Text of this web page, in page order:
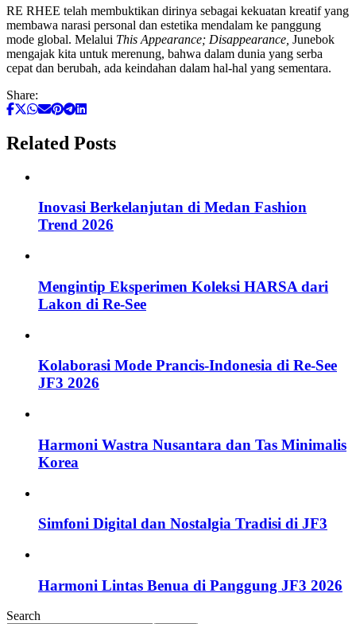
RE RHEE telah membuktikan dirinya sebagai kekuatan kreatif yang
membawa narasi personal dan estetika mendalam ke panggung
mode global. Melalui This Appearance; Disappearance, Junebok
mengajak kita untuk merenung, bahwa dalam dunia yang serba
cepat dan berubah, ada keindahan dalam hal-hal yang sementara.
Share:
Related Posts
Inovasi Berkelanjutan di Medan Fashion
Trend 2026
Mengintip Eksperimen Koleksi HARSA dari
Lakon di Re-See
Kolaborasi Mode Prancis-Indonesia di Re-See
JF3 2026
Harmoni Wastra Nusantara dan Tas Minimalis
Korea
Simfoni Digital dan Nostalgia Tradisi di JF3
Harmoni Lintas Benua di Panggung JF3 2026
Search